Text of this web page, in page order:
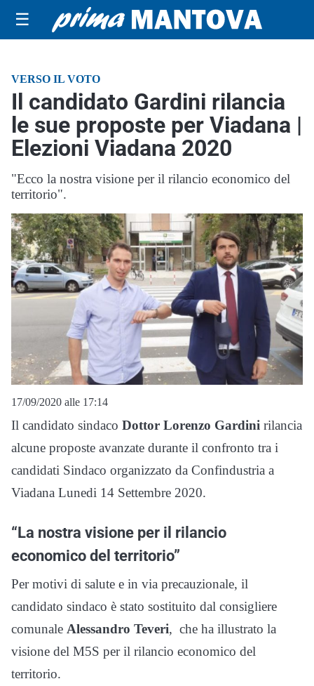
☰
VERSO IL VOTO
Il candidato Gardini rilancia
le sue proposte per Viadana |
Elezioni Viadana 2020
"Ecco la nostra visione per il rilancio economico del
territorio".
17/09/2020 alle 17:14
Il candidato sindaco Dottor Lorenzo Gardini rilancia
alcune proposte avanzate durante il confronto tra i
candidati Sindaco organizzato da Confindustria a
Viadana Lunedi 14 Settembre 2020.
“La nostra visione per il rilancio
economico del territorio”
Per motivi di salute e in via precauzionale, il
candidato sindaco è stato sostituito dal consigliere
comunale Alessandro Teveri, che ha illustrato la
visione del M5S per il rilancio economico del
territorio.